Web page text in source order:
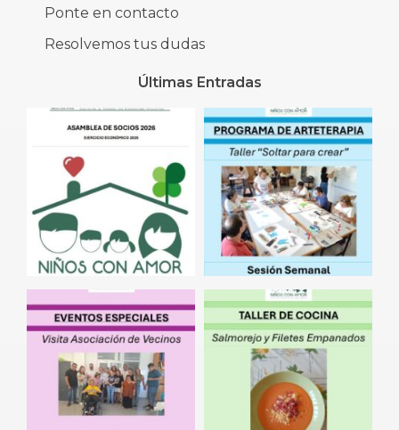
Ponte en contacto
Resolvemos tus dudas
Últimas Entradas